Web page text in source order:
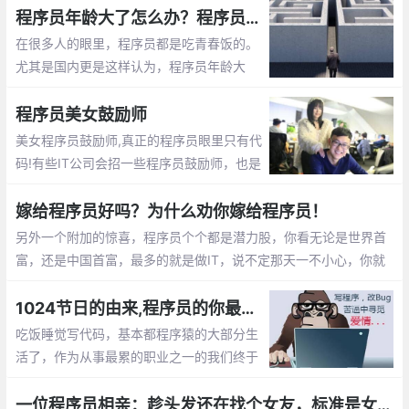
码的路上。这篇文章告诉你怎么撩程序员程序员年龄大了怎么办？程序员年龄大了的出路
在很多人的眼里，程序员都是吃青春饭的。
尤其是国内更是这样认为，程序员年龄大
担心以后的出路了。那么未来大龄程序员的
出路在哪呢？
程序员美女鼓励师
美女程序员鼓励师,真正的程序员眼里只有代
码!有些IT公司会招一些程序员鼓励师，也是
程序员鼓励师的作用，她们总是能激发程序
员们的肾上腺素分泌。
嫁给程序员好吗？为什么劝你嫁给程序员！
另外一个附加的惊喜，程序员个个都是潜力股，你看无论是世界首
富，还是中国首富，最多的就是做IT，说不定那天一不小心，你就
序员收入稳定，生活安逸，属于长期持有型成长股
1024节日的由来,程序员的你最想对自己说的是什么？【1024程序员节日】
吃饭睡觉写代码，基本都程序猿的大部分生
活了，作为从事最累的职业之一的我们终于
序员致敬，向自己致敬，向未来致敬。
一位程序员相亲：趁头发还在找个女友，标准是女孩就行